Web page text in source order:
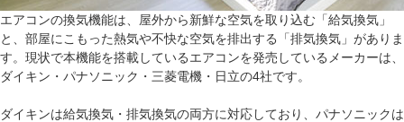
エアコンの換気機能は、屋外から新鮮な空気を取り込む「給気換気」
と、部屋にこもった熱気や不快な空気を排出する「排気換気」がありま
す。現状で本機能を搭載しているエアコンを発売しているメーカーは、
ダイキン・パナソニック・三菱電機・日立の4社です。
ダイキンは給気換気・排気換気の両方に対応しており、パナソニックは